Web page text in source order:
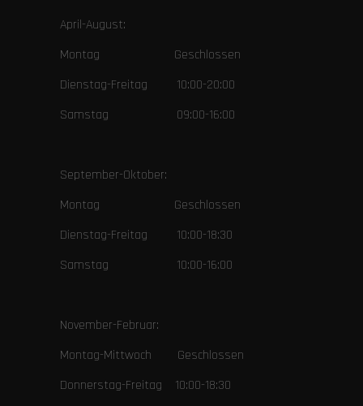
April-August:
Montag Geschlossen
Dienstag-Freitag 10:00-20:00
Samstag 09:00-16:00
September-Oktober:
Montag Geschlossen
Dienstag-Freitag 10:00-18:30
Samstag 10:00-16:00
November-Februar:
Montag-Mittwoch Geschlossen
Donnerstag-Freitag 10:00-18:30